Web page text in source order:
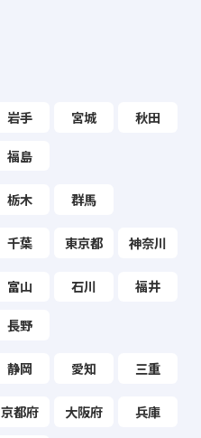
岩手 宮城 秋田
福島
栃木 群馬
千葉 東京都 神奈川
富山 石川 福井
長野
静岡 愛知 三重
京都府 大阪府 兵庫